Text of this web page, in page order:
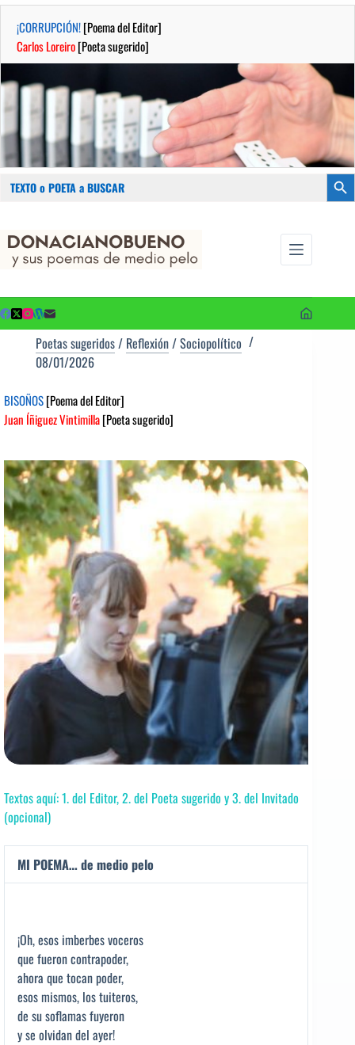
¡CORRUPCIÓN![Poema del Editor]
Carlos Loreiro[Poeta sugerido]
contenido
Poetas sugeridos/ Reflexión/Sociopolítico
08/01/2026
BISOÑOS[Poema del Editor]
Juan Íñiguez Vintimilla[Poeta sugerido]
Textos aquí: 1. del Editor, 2. del Poeta sugerido y 3. del Invitado
(opcional)
MI POEMA… de medio pelo
¡Oh, esos imberbes voceros
que fueron contrapoder,
ahora que tocan poder,
esos mismos, los tuiteros,
de su soflamas fuyeron
y se olvidan del ayer!